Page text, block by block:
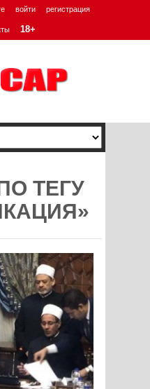
войти регистрация
18+
ТЕГУ